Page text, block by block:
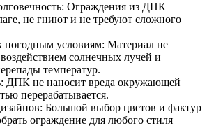
Ограждения из ДПК
не гниют и не требуют сложного
погодным условиям: Материал не
солнечных лучей и
температур.
ДПК не наносит вреда окружающей
перерабатывается.
Большой выбор цветов и фактур
ограждение для любого стиля